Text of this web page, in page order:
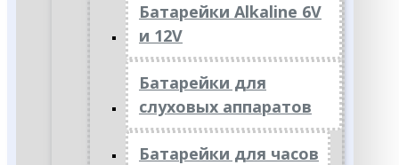
Батарейки Alkaline 6V
и 12V
Батарейки для
слуховых аппаратов
Батарейки для часов